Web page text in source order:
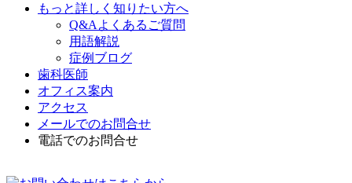
もっと詳しく知りたい方へ
Q&Aよくあるご質問
用語解説
症例ブログ
歯科医師
オフィス案内
アクセス
メールでのお問合せ
電話でのお問合せ